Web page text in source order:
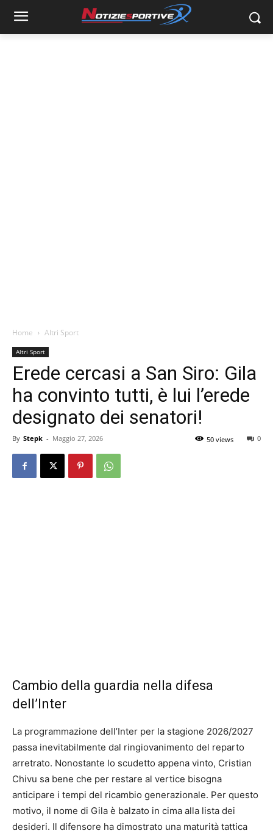
Home Altri Sport
Altri Sport
Erede cercasi a San Siro: Gila
ha convinto tutti, è lui l’erede
designato dei senatori!
By Stepk - Maggio 27, 2026 0
50 views
Cambio della guardia nella difesa
dell’Inter
La programmazione dell’Inter per la stagione 2026/2027
passa inevitabilmente dal ringiovanimento del reparto
arretrato. Nonostante lo scudetto appena vinto, Cristian
Chivu sa bene che per restare al vertice bisogna
anticipare i tempi del ricambio generazionale. Per questo
motivo, il nome di Gila è balzato in cima alla lista dei
desideri. Il difensore ha dimostrato una maturità tattica